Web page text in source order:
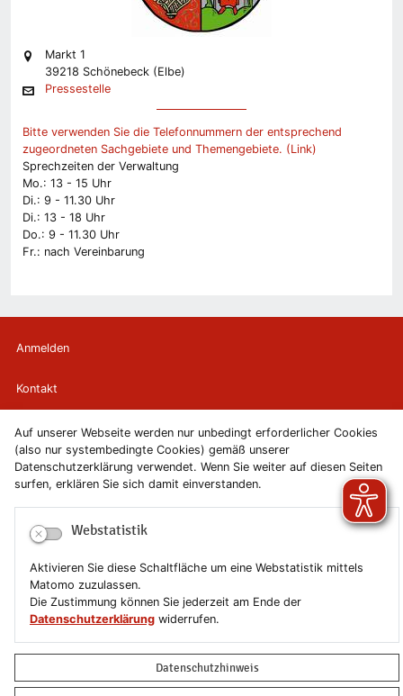
Auf unserer Webseite werden nur unbedingt erforderlicher Cookies
(also nur systembedingte Cookies) gemäß unserer
Datenschutzerklärung verwendet. Wenn Sie weiter auf diesen Seiten
surfen, erklären Sie sich damit einverstanden.
Webstatistik
Aktivieren Sie diese Schaltfläche um eine Webstatistik mittels
Matomo zuzulassen.
Die Zustimmung können Sie jederzeit am Ende der
Datenschutzerklärung widerrufen.
Datenschutzhinweis
Markt 1
39218 Schönebeck (Elbe)
Pressestelle
Bitte verwenden Sie die Telefonnummern der entsprechend
zugeordneten Sachgebiete und Themengebiete. (Link)
Sprechzeiten der Verwaltung
Mo.: 13 - 15 Uhr
Di.: 9 - 11.30 Uhr
Di.: 13 - 18 Uhr
Do.: 9 - 11.30 Uhr
Fr.: nach Vereinbarung
Anmelden
Kontakt
Newsletter
Newsletterabmeldung
Impressum
Datenschutzerklärung
Erklärung zur Barrierefreiheit
Leichte Sprache